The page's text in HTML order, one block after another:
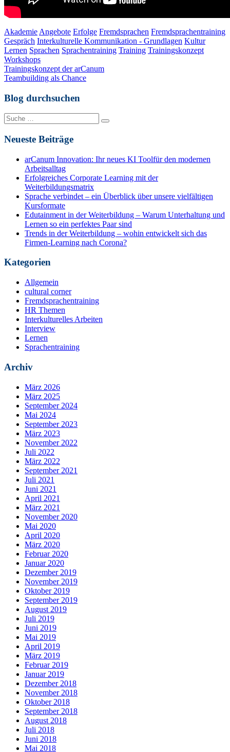
Akademie Angebote Erfolge Fremdsprachen Fremdsprachentraining
Gespräch Interkulturelle Kommunikation - Grundlagen Kultur
Lernen Sprachen Sprachentraining Training Trainingskonzept
Workshops
Beitragsnavigation
Trainingskonzept der arCanum
Teambuilding als Chance
Blog durchsuchen
Suche
nach:
Neueste Beiträge
arCanum Innovation: Ihr neues KI Toolfür den modernen
Arbeitsalltag
Erfolgreiches Corporate Learning mit der
Weiterbildungsmatrix
Sprache verbindet – ein Überblick über unsere vielfältigen
Kursformate
Edutainment in der Weiterbildung – Warum Unterhaltung und
Lernen so ein perfektes Paar sind
Trends in der Weiterbildung – wohin entwickelt sich das
Firmen-Learning nach Corona?
Kategorien
Allgemein
cultural corner
Fremdsprachentraining
HR Themen
Interkulturelles Arbeiten
Interview
Lernen
Sprachentraining
Archiv
März 2026
März 2025
September 2024
Mai 2024
September 2023
März 2023
November 2022
Juli 2022
März 2022
September 2021
Juli 2021
Juni 2021
April 2021
März 2021
November 2020
Mai 2020
April 2020
März 2020
Februar 2020
Januar 2020
Dezember 2019
November 2019
Oktober 2019
September 2019
August 2019
Juli 2019
Juni 2019
Mai 2019
April 2019
März 2019
Februar 2019
Januar 2019
Dezember 2018
November 2018
Oktober 2018
September 2018
August 2018
Juli 2018
Juni 2018
Mai 2018